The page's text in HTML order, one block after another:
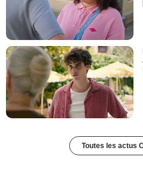
Toutes les actus